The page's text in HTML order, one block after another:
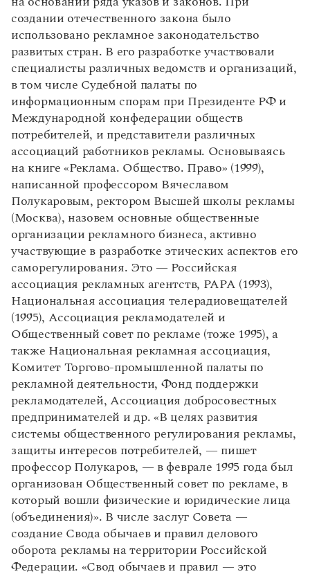
создании отечественного закона было
использовано рекламное законодательство
развитых стран. В его разработке участвовали
специалисты различных ведомств и организаций,
в том числе Судебной палаты по
информационным спорам при Президенте РФ и
Международной конфедерации обществ
потребителей, и представители различных
ассоциаций работников рекламы. Основываясь
на книге «Реклама. Общество. Право» (1999),
написанной профессором Вячеславом
Полукаровым, ректором Высшей школы рекламы
(Москва), назовем основные общественные
организации рекламного бизнеса, активно
участвующие в разработке этических аспектов его
саморегулирования. Это — Российская
ассоциация рекламных агентств, РАРА (1993),
Национальная ассоциация телерадиовещателей
(1995), Ассоциация рекламодателей и
Общественный совет по рекламе (тоже 1995), а
также Национальная рекламная ассоциация,
Комитет Торгово-промышленной палаты по
рекламной деятельности, Фонд поддержки
рекламодателей, Ассоциация добросовестных
предпринимателей и др. «В целях развития
системы общественного регулирования рекламы,
защиты интересов потребителей, — пишет
профессор Полукаров, — в феврале 1995 года был
организован Общественный совет по рекламе, в
который вошли физические и юридические лица
(объединения)». В числе заслуг Совета —
создание Свода обычаев и правил делового
оборота рекламы на территории Российской
Федерации. «Свод обычаев и правил — это